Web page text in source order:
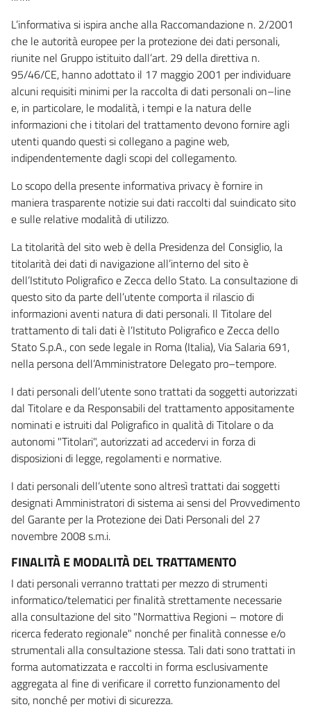
L’informativa si ispira anche alla Raccomandazione n. 2/2001
che le autorità europee per la protezione dei dati personali,
riunite nel Gruppo istituito dall’art. 29 della direttiva n.
95/46/CE, hanno adottato il 17 maggio 2001 per individuare
alcuni requisiti minimi per la raccolta di dati personali on–line
e, in particolare, le modalità, i tempi e la natura delle
informazioni che i titolari del trattamento devono fornire agli
utenti quando questi si collegano a pagine web,
indipendentemente dagli scopi del collegamento.
Lo scopo della presente informativa privacy è fornire in
maniera trasparente notizie sui dati raccolti dal suindicato sito
e sulle relative modalità di utilizzo.
La titolarità del sito web è della Presidenza del Consiglio, la
titolarità dei dati di navigazione all’interno del sito è
dell’Istituto Poligrafico e Zecca dello Stato. La consultazione di
questo sito da parte dell’utente comporta il rilascio di
informazioni aventi natura di dati personali. Il Titolare del
trattamento di tali dati è l’Istituto Poligrafico e Zecca dello
Stato S.p.A., con sede legale in Roma (Italia), Via Salaria 691,
nella persona dell’Amministratore Delegato pro–tempore.
I dati personali dell’utente sono trattati da soggetti autorizzati
dal Titolare e da Responsabili del trattamento appositamente
nominati e istruiti dal Poligrafico in qualità di Titolare o da
autonomi "Titolari", autorizzati ad accedervi in forza di
disposizioni di legge, regolamenti e normative.
I dati personali dell’utente sono altresì trattati dai soggetti
designati Amministratori di sistema ai sensi del Provvedimento
del Garante per la Protezione dei Dati Personali del 27
novembre 2008 s.m.i.
FINALITÀ E MODALITÀ DEL TRATTAMENTO
I dati personali verranno trattati per mezzo di strumenti
informatico/telematici per finalità strettamente necessarie
alla consultazione del sito "Normattiva Regioni – motore di
ricerca federato regionale" nonché per finalità connesse e/o
strumentali alla consultazione stessa. Tali dati sono trattati in
forma automatizzata e raccolti in forma esclusivamente
aggregata al fine di verificare il corretto funzionamento del
sito, nonché per motivi di sicurezza.